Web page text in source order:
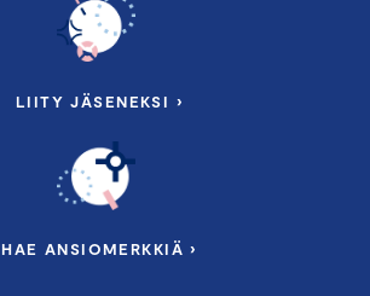
LIITY JÄSENEKSI ›
HAE ANSIOMERKKIÄ ›